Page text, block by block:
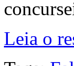
Leia o